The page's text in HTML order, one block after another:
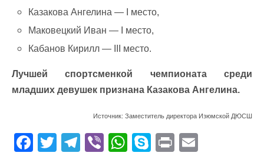
Казакова Ангелина — I место,
Маковецкий Иван — I место,
Кабанов Кирилл — III место.
Лучшей спортсменкой чемпионата среди
младших девушек признана Казакова Ангелина.
Источник: Заместитель директора Изюмской ДЮСШ
F T T Vi W S Pr